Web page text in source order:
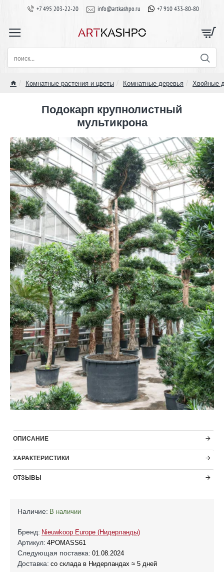
+7 495 203-22-20 info@artkashpo.ru +7 910 433-80-80
поиск...
Комнатные растения и цветы Комнатные деревья Хвойные
Подокарп крупнолистный
мультикрона
ОПИСАНИЕ
ХАРАКТЕРИСТИКИ
ОТЗЫВЫ
Наличие: В наличии
Бренд: Nieuwkoop Europe (Нидерланды)
Артикул: 4POMASS61
Следующая поставка: 01.08.2024
Доставка: со склада в Нидерландах ≈ 5 дней